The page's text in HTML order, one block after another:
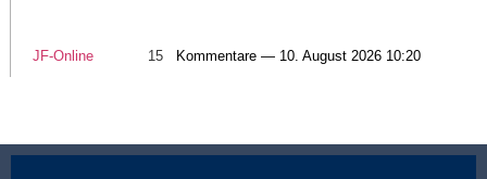
JF-Online 15 Kommentare — 10. August 2026 10:20